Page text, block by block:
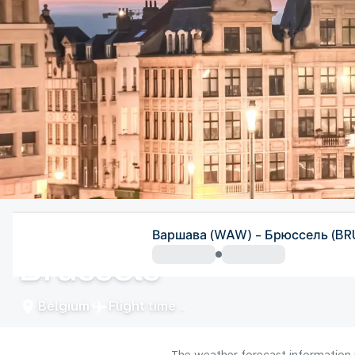
Brussels
Belgium Flight time
Варшава (WAW) - Брюссель